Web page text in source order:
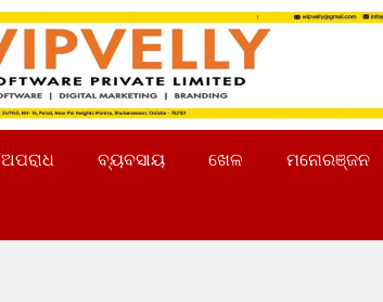
ଅପରାଧ ବ୍ୟବସାୟ ଖେଳ ମନୋରଞ୍ଜନ